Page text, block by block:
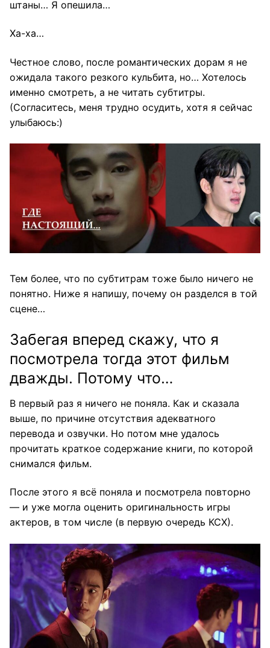
штаны… Я опешила…
Ха-ха…
Честное слово, после романтических дорам я не
ожидала такого резкого кульбита, но… Хотелось
именно смотреть, а не читать субтитры.
(Согласитесь, меня трудно осудить, хотя я сейчас
улыбаюсь:)
Тем более, что по субтитрам тоже было ничего не
понятно. Ниже я напишу, почему он разделся в той
сцене…
Забегая вперед скажу, что я
посмотрела тогда этот фильм
дважды. Потому что…
В первый раз я ничего не поняла. Как и сказала
выше, по причине отсутствия адекватного
перевода и озвучки. Но потом мне удалось
прочитать краткое содержание книги, по которой
снимался фильм.
После этого я всё поняла и посмотрела повторно
— и уже могла оценить оригинальность игры
актеров, в том числе (в первую очередь КСХ).